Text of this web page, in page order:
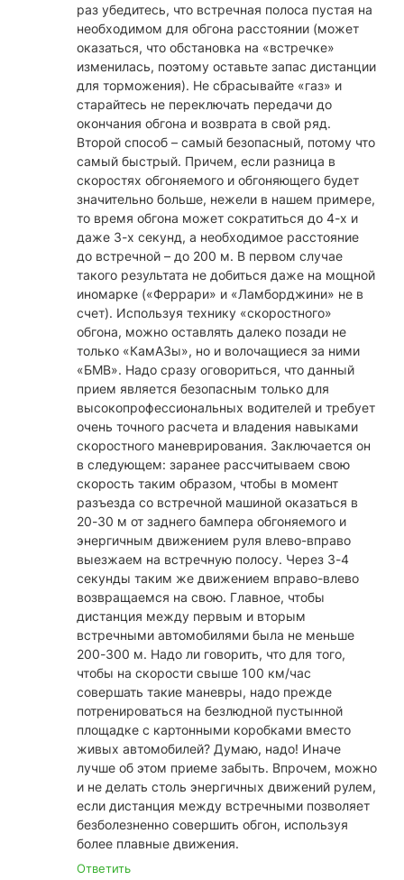
раз убедитесь, что встречная полоса пустая на
необходимом для обгона расстоянии (может
оказаться, что обстановка на «встречке»
изменилась, поэтому оставьте запас дистанции
для торможения). Не сбрасывайте «газ» и
старайтесь не переключать передачи до
окончания обгона и возврата в свой ряд.
Второй способ – самый безопасный, потому что
самый быстрый. Причем, если разница в
скоростях обгоняемого и обгоняющего будет
значительно больше, нежели в нашем примере,
то время обгона может сократиться до 4-х и
даже 3-х секунд, а необходимое расстояние
до встречной – до 200 м. В первом случае
такого результата не добиться даже на мощной
иномарке («Феррари» и «Ламборджини» не в
счет). Используя технику «скоростного»
обгона, можно оставлять далеко позади не
только «КамАЗы», но и волочащиеся за ними
«БМВ». Надо сразу оговориться, что данный
прием является безопасным только для
высокопрофессиональных водителей и требует
очень точного расчета и владения навыками
скоростного маневрирования. Заключается он
в следующем: заранее рассчитываем свою
скорость таким образом, чтобы в момент
разъезда со встречной машиной оказаться в
20-30 м от заднего бампера обгоняемого и
энергичным движением руля влево-вправо
выезжаем на встречную полосу. Через 3-4
секунды таким же движением вправо-влево
возвращаемся на свою. Главное, чтобы
дистанция между первым и вторым
встречными автомобилями была не меньше
200-300 м. Надо ли говорить, что для того,
чтобы на скорости свыше 100 км/час
совершать такие маневры, надо прежде
потренироваться на безлюдной пустынной
площадке с картонными коробками вместо
живых автомобилей? Думаю, надо! Иначе
лучше об этом приеме забыть. Впрочем, можно
и не делать столь энергичных движений рулем,
если дистанция между встречными позволяет
безболезненно совершить обгон, используя
более плавные движения.
Ответить